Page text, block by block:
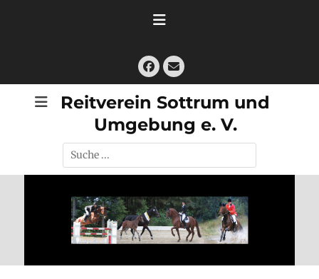
Facebook
E-
Mail
Reitverein Sottrum und
Umgebung e. V.
Suche
nach: